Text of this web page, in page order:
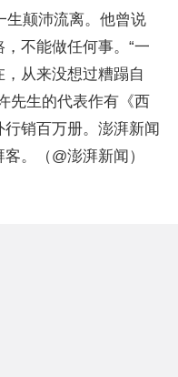
生颠沛流离。他曾说
不能做任何事。“一
从来没想过糟蹋自
先生的代表作有《西
销百万册。澎湃新闻
。（@澎湃新闻）